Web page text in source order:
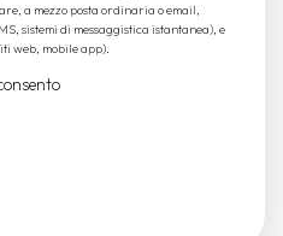
a mezzo posta ordinaria o email,
sistemi di messaggistica istantanea), e
web, mobile app).